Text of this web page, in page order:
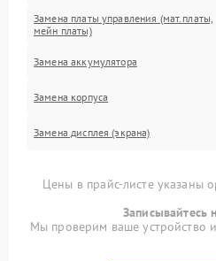
Замена платы управления (мат.платы,
мейн платы)
Замена аккумулятора
Замена корпуса
Замена дисплея (экрана)
Цены в прайс-листе указаны
Записывайтесь
Мы проверим ваше устройство